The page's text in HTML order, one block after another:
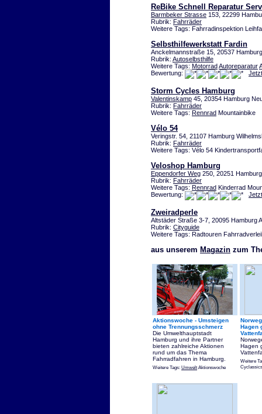
ReBike Schnell Reparatur
Barmbeker Strasse 153, 22299
Rubrik: Fahrräder
Weitere Tags: Fahrradinspektion
Selbsthilfewerkstatt Fardin
Anckelmannstraße 15, 20537
Rubrik: Autoselbsthilfe
Weitere Tags: MotorradAutoreparatur
Bewertung:
Storm Cycles Hamburg
Valentinskamp 45, 20354 Hamburg
Rubrik: Fahrräder
Weitere Tags: Rennrad Mountainbike
Vélo 54
Veringstr. 54, 21107 Hamburg
Rubrik: Fahrräder
Weitere Tags: Vélo 54
Veloshop Hamburg
Eppendorfer Weg 250, 20251
Rubrik: Fahrräder
Weitere Tags: Rennrad Kinderrad
Bewertung:
Zweiradperle
Altstäder Straße 3-7, 20095 Hamburg
Rubrik: Cityguide
Weitere Tags: Radtouren
aus unserem Magazin zum
Aktionswoche - Umsteigen
ohne Trennungsschmerz
Die Umwelthauptstadt
Hamburg und ihre Partner
bieten zahlreiche Aktionen
rund um das Thema
Fahrradfahren in Hamburg.
Weitere Tags: Umwelt Aktionswoche
Hagen
Hagen
Weitere